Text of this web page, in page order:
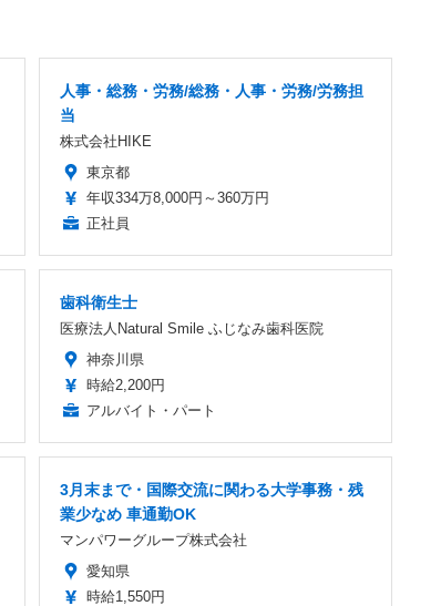
人事・総務・労務/総務・人事・労務/労務担
当
株式会社HIKE
東京都
年収334万8,000円～360万円
正社員
歯科衛生士
医療法人Natural Smile ふじなみ歯科医院
神奈川県
時給2,200円
アルバイト・パート
3月末まで・国際交流に関わる大学事務・残
業少なめ 車通勤OK
マンパワーグループ株式会社
愛知県
時給1,550円